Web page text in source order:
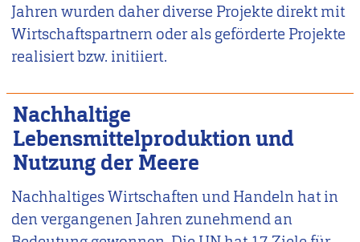
Jahren wurden daher diverse Projekte direkt mit
Wirtschaftspartnern oder als geförderte Projekte
realisiert bzw. initiiert.
Nachhaltige
Lebensmittelproduktion und
Nutzung der Meere
Nachhaltiges Wirtschaften und Handeln hat in
den vergangenen Jahren zunehmend an